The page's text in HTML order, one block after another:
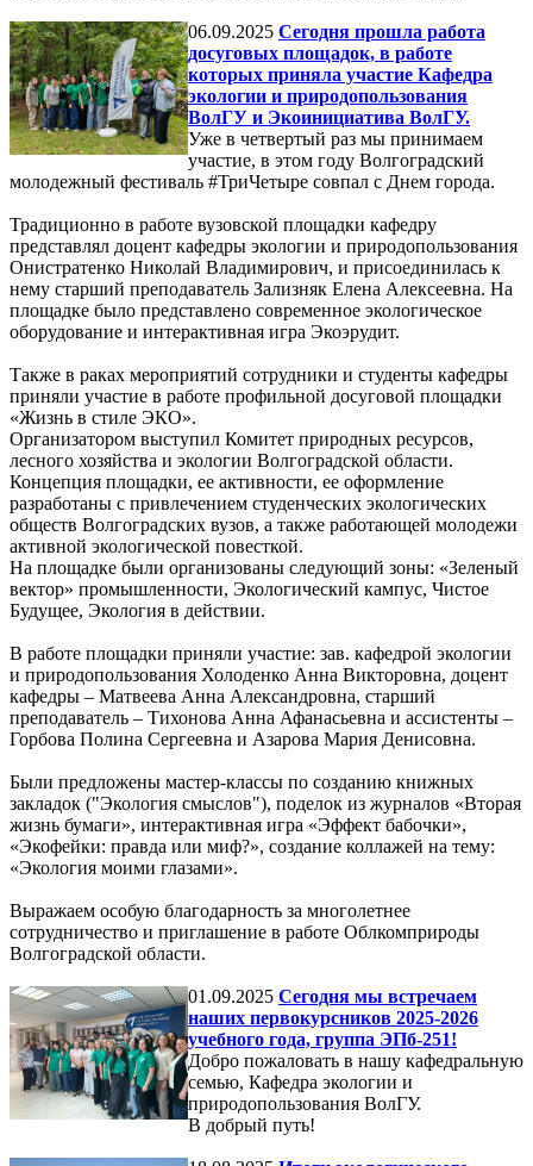
06.09.2025 Сегодня прошла работа
досуговых площадок, в работе
которых приняла участие Кафедра
экологии и природопользования
ВолГУ и Экоинициатива ВолГУ.
Уже в четвертый раз мы принимаем
участие, в этом году Волгоградский
молодежный фестиваль #ТриЧетыре совпал с Днем города.
Традиционно в работе вузовской площадки кафедру
представлял доцент кафедры экологии и природопользования
Онистратенко Николай Владимирович, и присоединилась к
нему старший преподаватель Зализняк Елена Алексеевна. На
площадке было представлено современное экологическое
оборудование и интерактивная игра Экоэрудит.
Также в раках мероприятий сотрудники и студенты кафедры
приняли участие в работе профильной досуговой площадки
«Жизнь в стиле ЭКО».
Организатором выступил Комитет природных ресурсов,
лесного хозяйства и экологии Волгоградской области.
Концепция площадки, ее активности, ее оформление
разработаны с привлечением студенческих экологических
обществ Волгоградских вузов, а также работающей молодежи
активной экологической повесткой.
На площадке были организованы следующий зоны: «Зеленый
вектор» промышленности, Экологический кампус, Чистое
Будущее, Экология в действии.
В работе площадки приняли участие: зав. кафедрой экологии
и природопользования Холоденко Анна Викторовна, доцент
кафедры – Матвеева Анна Александровна, старший
преподаватель – Тихонова Анна Афанасьевна и ассистенты –
Горбова Полина Сергеевна и Азарова Мария Денисовна.
Были предложены мастер-классы по созданию книжных
закладок ("Экология смыслов"), поделок из журналов «Вторая
жизнь бумаги», интерактивная игра «Эффект бабочки»,
«Экофейки: правда или миф?», создание коллажей на тему:
«Экология моими глазами».
Выражаем особую благодарность за многолетнее
сотрудничество и приглашение в работе Облкомприроды
Волгоградской области.
01.09.2025 Сегодня мы встречаем
наших первокурсников 2025-2026
учебного года, группа ЭПб-251!
Добро пожаловать в нашу кафедральную
семью, Кафедра экологии и
природопользования ВолГУ.
В добрый путь!